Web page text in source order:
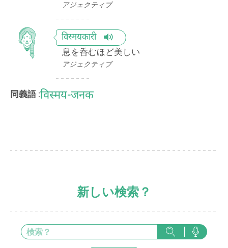
アジェクティブ
विस्मयकारी
息を呑むほど美しい
アジェクティブ
同義語 :विस्मय-जनक
新しい検索？